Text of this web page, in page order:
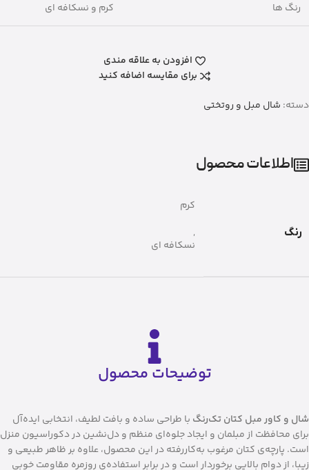
رنگ ها کرم و نسکافه ای
افزودن به علاقه مندی
برای مقایسه اضافه کنید
دسته: شال مبل و روتختی
توضیحات محصول
شال و کاور مبل کتان تک‌رنگ با طراحی ساده و بافت لطیف، انتخابی ایده‌آل
برای محافظت از مبلمان و ایجاد جلوه‌ای منظم و دل‌نشین در دکوراسیون منزل
است. پارچه‌ی کتان مرغوب به‌کاررفته در این محصول، علاوه بر ظاهر طبیعی و
زیبا، از دوام بالایی برخوردار است و در برابر استفاده‌ی روزمره مقاومت خوبی
اطلاعات محصول
رنگ
کرم
,
نسکافه ای